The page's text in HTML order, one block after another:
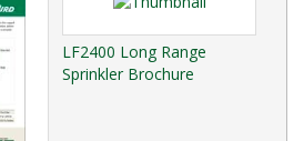
LF2400 Long Range
Sprinkler Brochure